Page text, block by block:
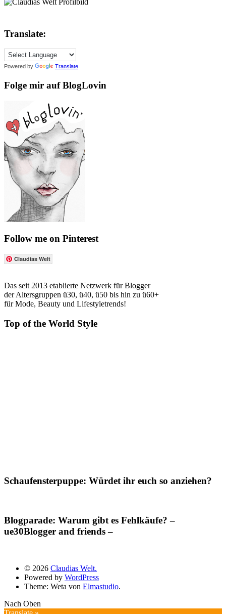
Translate:
Powered by Translate
Folge mir auf BlogLovin
Follow me on Pinterest
Claudias Welt
Das seit 2013 etablierte Netzwerk für Blogger
der Altersgruppen ü30, ü40, ü50 bis hin zu ü60+
für Mode, Beauty und Lifestyletrends!
Top of the World Style
Schaufensterpuppe: Würdet ihr euch so anziehen?
Blogparade: Warum gibt es Fehlkäufe? –
ue30Blogger and friends –
© 2026 Claudias Welt.
Powered by WordPress
Theme: Weta von Elmastudio.
Nach Oben